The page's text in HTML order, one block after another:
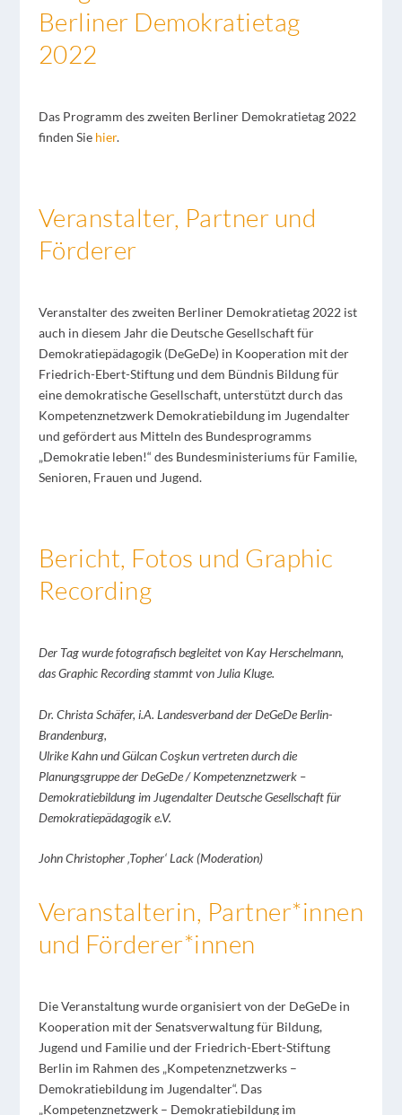
Berliner Demokratietag
2022
Das Programm des zweiten Berliner Demokratietag 2022
finden Sie hier.
Veranstalter, Partner und
Förderer
Veranstalter des zweiten Berliner Demokratietag 2022 ist
auch in diesem Jahr die Deutsche Gesellschaft für
Demokratiepädagogik (DeGeDe) in Kooperation mit der
Friedrich-Ebert-Stiftung und dem Bündnis Bildung für
eine demokratische Gesellschaft, unterstützt durch das
Kompetenznetzwerk Demokratiebildung im Jugendalter
und gefördert aus Mitteln des Bundesprogramms
„Demokratie leben!“ des Bundesministeriums für Familie,
Senioren, Frauen und Jugend.
Bericht, Fotos und Graphic
Recording
Der Tag wurde fotografisch begleitet von Kay Herschelmann,
das Graphic Recording stammt von Julia Kluge.
Dr. Christa Schäfer, i.A. Landesverband der DeGeDe Berlin-
Brandenburg,
Ulrike Kahn und Gülcan Coşkun vertreten durch die
Planungsgruppe der DeGeDe / Kompetenznetzwerk –
Demokratiebildung im Jugendalter Deutsche Gesellschaft für
Demokratiepädagogik e.V.
John Christopher ‚Topher‘ Lack (Moderation)
Veranstalterin, Partner*innen
und Förderer*innen
Die Veranstaltung wurde organisiert von der DeGeDe in
Kooperation mit der Senatsverwaltung für Bildung,
Jugend und Familie und der Friedrich-Ebert-Stiftung
Berlin im Rahmen des „Kompetenznetzwerks –
Demokratiebildung im Jugendalter“. Das
„Kompetenznetzwerk – Demokratiebildung im